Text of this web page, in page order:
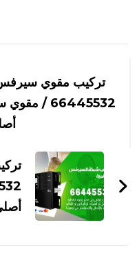
بين
التدوينات
تركيب مقوي